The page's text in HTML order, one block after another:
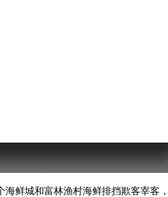
城和富林渔村海鲜排挡欺客宰客